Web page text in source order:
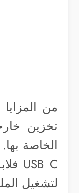
من
تخزين
الخاصة
لتشغيل